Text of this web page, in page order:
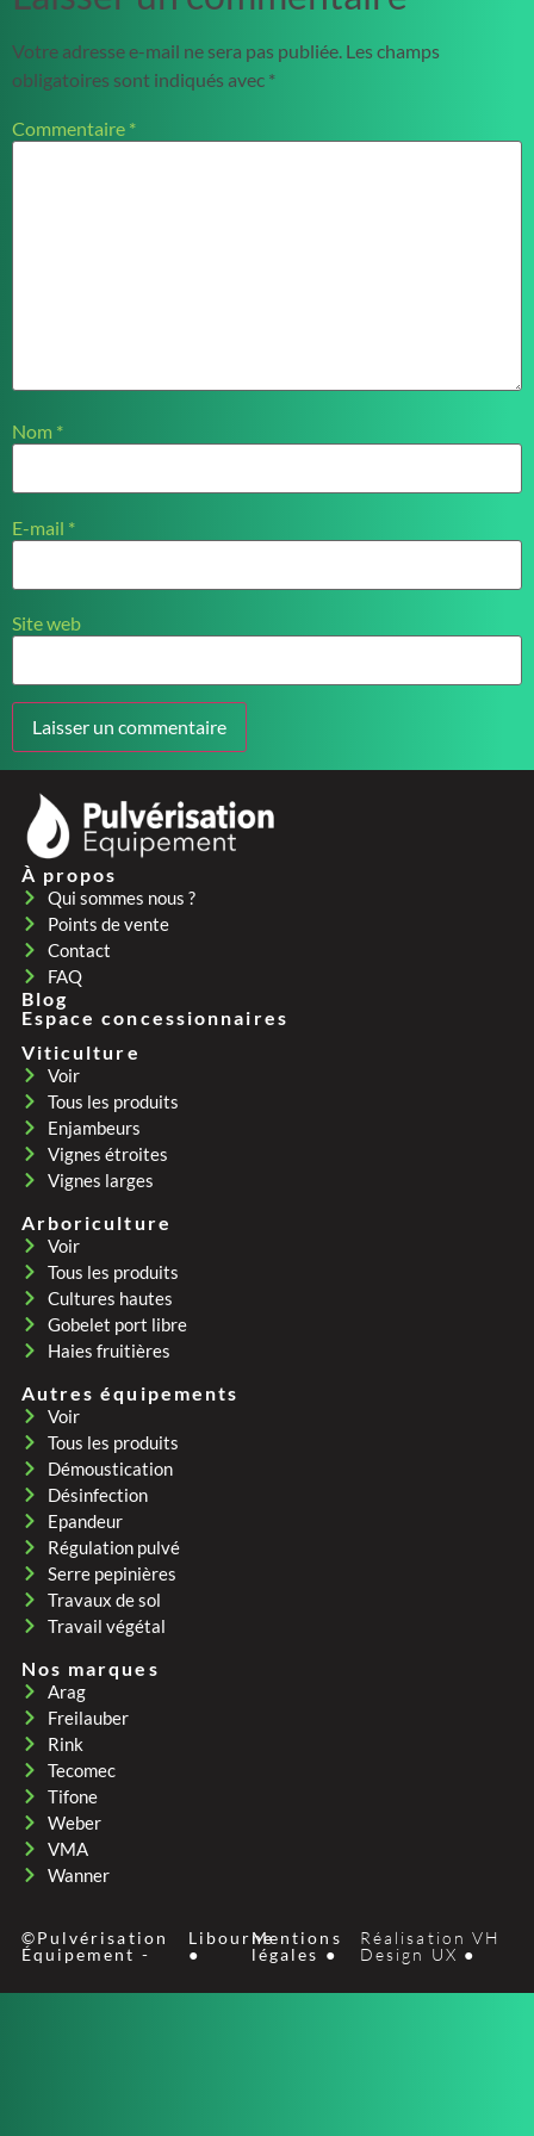
Votre adresse e-mail ne sera pas publiée. Les champs
obligatoires sont indiqués avec *
Commentaire *
Nom *
E-mail *
Site web
À propos
Qui sommes nous ?
Points de vente
Contact
FAQ
Blog
Espace concessionnaires
Viticulture
Voir
Tous les produits
Enjambeurs
Vignes étroites
Vignes larges
Arboriculture
Voir
Tous les produits
Cultures hautes
Gobelet port libre
Haies fruitières
Autres équipements
Voir
Tous les produits
Démoustication
Désinfection
Epandeur
Régulation pulvé
Serre pepinières
Travaux de sol
Travail végétal
Nos marques
Arag
Freilauber
Rink
Tecomec
Tifone
Weber
VMA
Wanner
©Pulvérisation
Équipement -
Libourne
●
Mentions
légales ●
Réalisation VH
Design UX ●